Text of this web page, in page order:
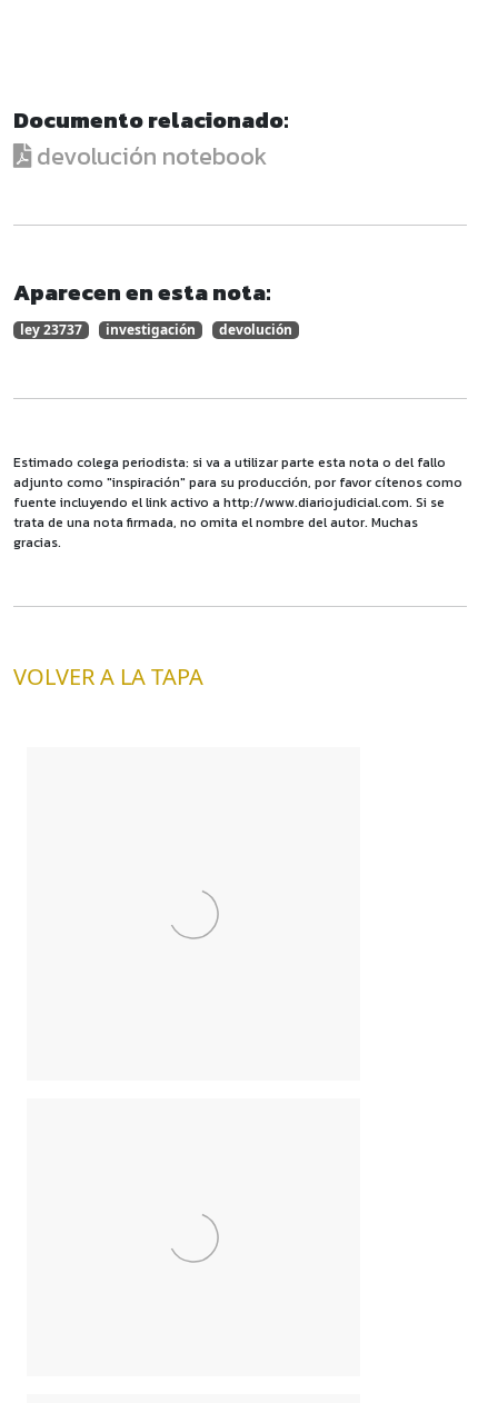
Documento relacionado:
devolución notebook
Aparecen en esta nota:
ley 23737 investigación devolución
Estimado colega periodista: si va a utilizar parte esta nota o del fallo
adjunto como "inspiración" para su producción, por favor cítenos como
fuente incluyendo el link activo a http://www.diariojudicial.com. Si se
trata de una nota firmada, no omita el nombre del autor. Muchas
gracias.
VOLVER A LA TAPA